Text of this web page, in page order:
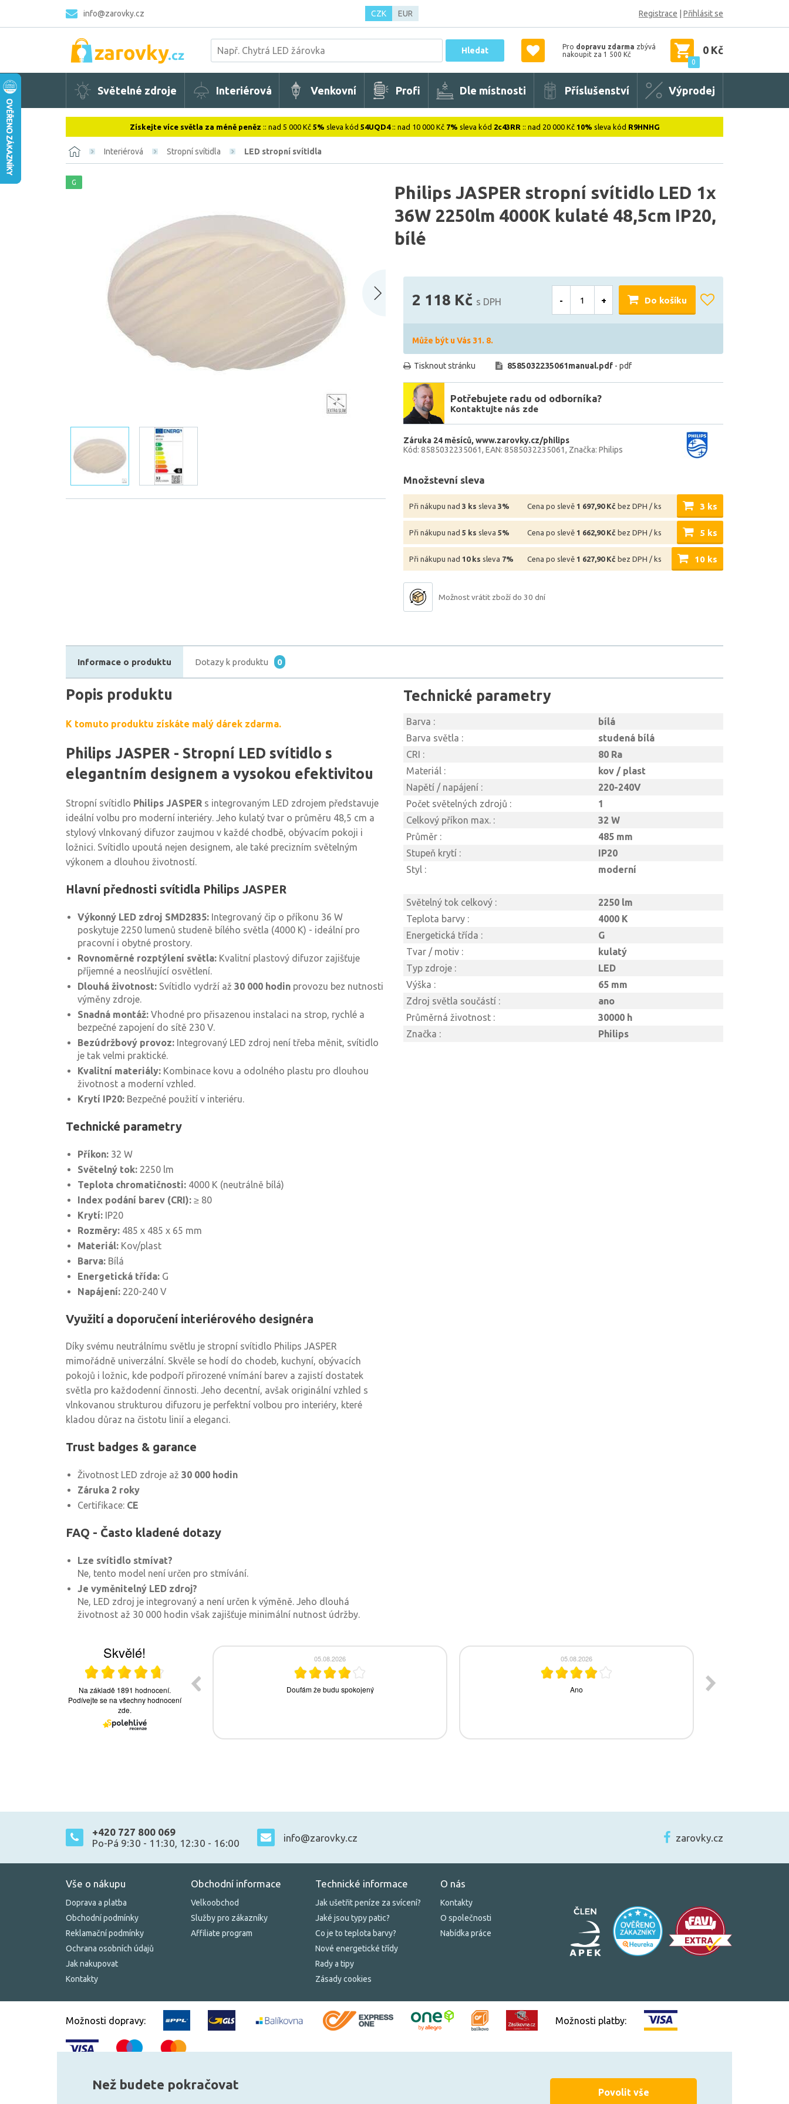
info@zarovky.cz CZK EUR Registrace Přihlásit se
Hledat Pro dopravu zdarma zbývá
nakoupit za 1 500 Kč
0
0 Kč
Světelné zdroje Interiérová Venkovní Profi Dle místnosti Příslušenství Výprodej
Získejte více světla za méně peněz :: nad 5 000 Kč 5% sleva kód 54UQD4:: nad 10 000 Kč 7% sleva kód 2c43RR :: nad 20 000 Kč 10% sleva kód R9HNHG
Interiérová Stropní svítidla LED stropní svítidla
Philips JASPER stropní svítidlo LED 1x
36W 2250lm 4000K kulaté 48,5cm IP20,
bílé
G
2 118 Kč s DPH - + Do košíku
Může být u Vás 31. 8.
Tisknout stránku 8585032235061manual.pdf - pdf
Potřebujete radu od odborníka?
Kontaktujte nás zde
Záruka 24 měsíců www.zarovky.cz/philips
Kód: 8585032235061 EAN: 8585032235061 Značka: Philips
Množstevní sleva
Při nákupu nad 3 ks sleva 3% Cena po slevě 1 697,90 Kč bez DPH / ks 3 ks
Při nákupu nad 5 ks sleva 5% Cena po slevě 1 662,90 Kč bez DPH / ks 5 ks
Při nákupu nad 10 ks sleva 7% Cena po slevě 1 627,90 Kč bez DPH / ks 10 ks
Možnost vrátit zboží do 30 dní
Informace o produktu Dotazy k produktu 0
Popis produktu
K tomuto produktu získáte malý dárek zdarma.
Philips JASPER - Stropní LED svítidlo s
elegantním designem a vysokou efektivitou
Stropní svítidlo Philips JASPER s integrovaným LED zdrojem představuje
ideální volbu pro moderní interiéry. Jeho kulatý tvar o průměru 48,5 cm a
stylový vlnkovaný difuzor zaujmou v každé chodbě, obývacím pokoji i
ložnici. Svítidlo upoutá nejen designem, ale také precizním světelným
výkonem a dlouhou životností.
Hlavní přednosti svítidla Philips JASPER
Výkonný LED zdroj SMD2835: Integrovaný čip o příkonu 36 W
poskytuje 2250 lumenů studeně bílého světla (4000 K) - ideální pro
pracovní i obytné prostory.
Rovnoměrné rozptýlení světla: Kvalitní plastový difuzor zajišťuje
příjemné a neoslňující osvětlení.
Dlouhá životnost: Svítidlo vydrží až 30 000 hodin provozu bez nutnosti
výměny zdroje.
Snadná montáž: Vhodné pro přisazenou instalaci na strop, rychlé a
bezpečné zapojení do sítě 230 V.
Bezúdržbový provoz: Integrovaný LED zdroj není třeba měnit, svítidlo
je tak velmi praktické.
Kvalitní materiály: Kombinace kovu a odolného plastu pro dlouhou
životnost a moderní vzhled.
Krytí IP20: Bezpečné použití v interiéru.
Technické parametry
Příkon: 32 W
Světelný tok: 2250 lm
Teplota chromatičnosti: 4000 K (neutrálně bílá)
Index podání barev (CRI): ≥ 80
Krytí: IP20
Rozměry: 485 x 485 x 65 mm
Materiál: Kov/plast
Barva: Bílá
Energetická třída: G
Napájení: 220-240 V
Využití a doporučení interiérového designéra
Díky svému neutrálnímu světlu je stropní svítidlo Philips JASPER
mimořádně univerzální. Skvěle se hodí do chodeb, kuchyní, obývacích
pokojů i ložnic, kde podpoří přirozené vnímání barev a zajistí dostatek
světla pro každodenní činnosti. Jeho decentní, avšak originální vzhled s
vlnkovanou strukturou difuzoru je perfektní volbou pro interiéry, které
kladou důraz na čistotu linií a eleganci.
Trust badges & garance
Životnost LED zdroje až 30 000 hodin
Záruka 2 roky
Certifikace: CE
FAQ - Často kladené dotazy
Lze svítidlo stmívat?
Ne, tento model není určen pro stmívání.
Je vyměnitelný LED zdroj?
Ne, LED zdroj je integrovaný a není určen k výměně. Jeho dlouhá
životnost až 30 000 hodin však zajišťuje minimální nutnost údržby.
Technické parametry
Barva :
bílá
Barva světla :
studená bílá
CRI :
80 Ra
Materiál :
kov / plast
Napětí / napájení :
220-240V
Počet světelných zdrojů :
1
Celkový příkon max. :
32 W
Průměr :
485 mm
Stupeň krytí :
IP20
Styl :
moderní
Světelný tok celkový :
2250 lm
Teplota barvy :
4000 K
Energetická třída :
G
Tvar / motiv :
kulatý
Typ zdroje :
LED
Výška :
65 mm
Zdroj světla součástí :
ano
Průměrná životnost :
30000 h
Značka :
Philips
+420 727 800 069
Po-Pá 9:30 - 11:30, 12:30 - 16:00
info@zarovky.cz zarovky.cz
Vše o nákupu
Doprava a platba
Obchodní podmínky
Reklamační podmínky
Ochrana osobních údajů
Jak nakupovat
Kontakty
Obchodní informace
Velkoobchod
Služby pro zákazníky
Affiliate program
Technické informace
Jak ušetřit peníze za svícení?
Jaké jsou typy patic?
Co je to teplota barvy?
Nové energetické třídy
Rady a tipy
Zásady cookies
O nás
Kontakty
O společnosti
Nabídka práce
Možnosti dopravy: Možnosti platby:
© 2010–2026 Všechna práva vyhrazena.žárovky.cz
Než budete pokračovat
Povolit vše